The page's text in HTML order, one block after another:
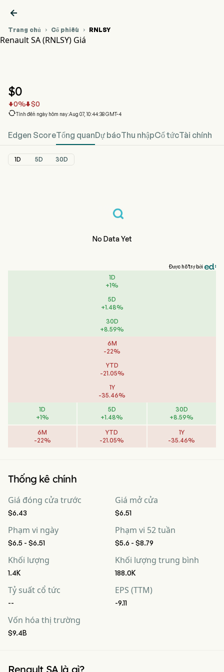

Trang chủ  Cổ phiếu  RNLSY
Renault SA (RNLSY) Giá
$0
0% $0
Tính đến ngày hôm nay:Aug 07, 10:44:38 GMT-4
Edgen ScoreTổng quanDự báoThu nhậpCổ tứcTài chính
1D 5D 30D
No Data Yet
Được hỗ trợ bởi
1D
+1%
5D
+1.48%
30D
+8.59%
6M
-22%
YTD
-21.05%
1Y
-35.46%
1D
+1%
5D
+1.48%
30D
+8.59%
6M
-22%
YTD
-21.05%
1Y
-35.46%
Thống kê chính
Giá đóng cửa trước
$6.43
Giá mở cửa
$6.51
Phạm vi ngày
$6.5 - $6.51
Phạm vi 52 tuần
$5.6 - $8.79
Khối lượng
1.4K
Khối lượng trung bình
188.0K
Tỷ suất cổ tức
--
EPS (TTM)
-9.11
Vốn hóa thị trường
$9.4B
Renault SA là gì?